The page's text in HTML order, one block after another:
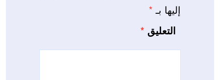
إليها بـ *
التعليق *